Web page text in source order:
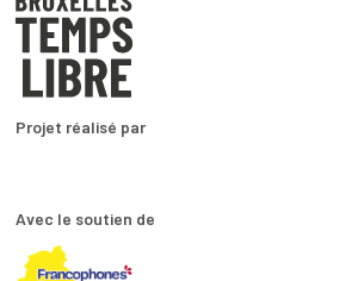
Projet réalisé par
Avec le soutien de